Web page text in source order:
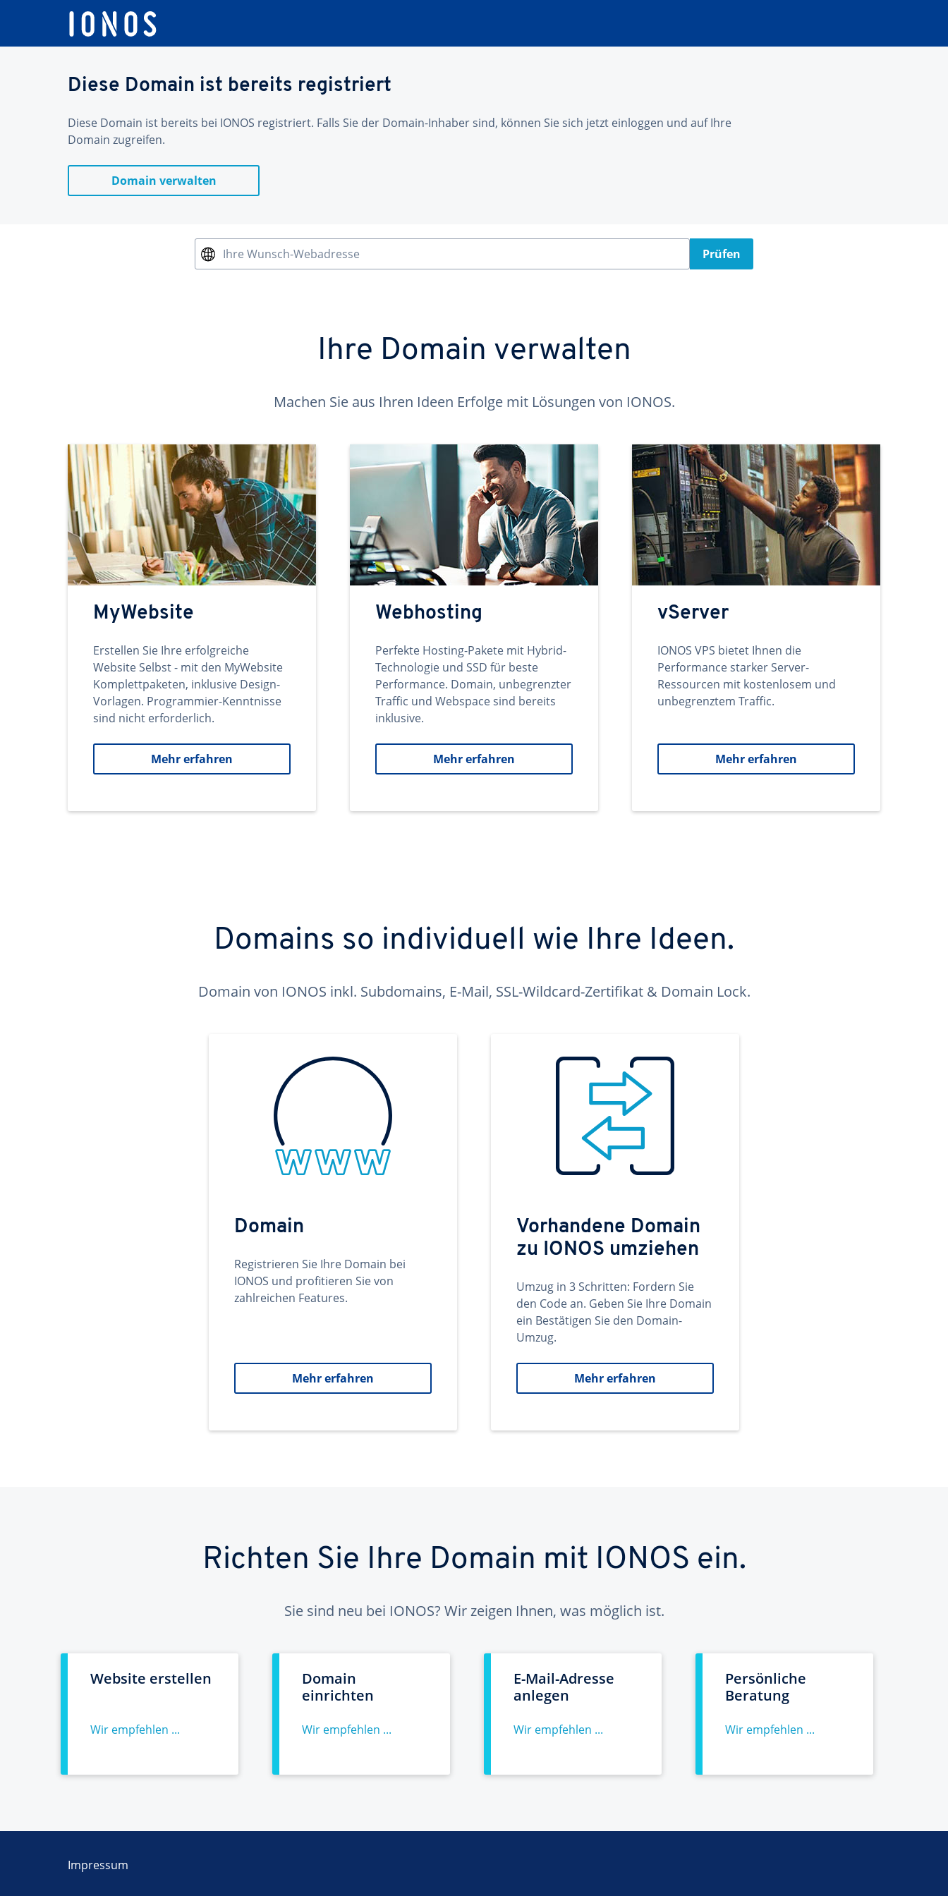
Diese Domain ist bereits registriert
Diese Domain ist bereits bei IONOS registriert. Falls Sie der Domain-Inhaber sind, können Sie sich jetzt einloggen und auf Ihre
Domain zugreifen.
Domain verwalten
Ihre Wunsch-Webadresse Prüfen
Ihre Domain verwalten
Machen Sie aus Ihren Ideen Erfolge mit Lösungen von IONOS.
MyWebsite
Erstellen Sie Ihre erfolgreiche
Website Selbst - mit den MyWebsite
Komplettpaketen, inklusive Design-
Vorlagen. Programmier-Kenntnisse
sind nicht erforderlich.
Mehr erfahren
Webhosting
Perfekte Hosting-Pakete mit Hybrid-
Technologie und SSD für beste
Performance. Domain, unbegrenzter
Traffic und Webspace sind bereits
inklusive.
Mehr erfahren
vServer
IONOS VPS bietet Ihnen die
Performance starker Server-
Ressourcen mit kostenlosem und
unbegrenztem Traffic.
Mehr erfahren
Domains so individuell wie Ihre Ideen.
Domain von IONOS inkl. Subdomains, E-Mail, SSL-Wildcard-Zertifikat & Domain Lock.
Domain
Registrieren Sie Ihre Domain bei
IONOS und profitieren Sie von
zahlreichen Features.
Mehr erfahren
Vorhandene Domain
zu IONOS umziehen
Umzug in 3 Schritten: Fordern Sie
den Code an. Geben Sie Ihre Domain
ein Bestätigen Sie den Domain-
Umzug.
Mehr erfahren
Richten Sie Ihre Domain mit IONOS ein.
Sie sind neu bei IONOS? Wir zeigen Ihnen, was möglich ist.
Website erstellen
Wir empfehlen ...
Domain
einrichten
Wir empfehlen ...
E-Mail-Adresse
anlegen
Wir empfehlen ...
Persönliche
Beratung
Wir empfehlen ...
Impressum